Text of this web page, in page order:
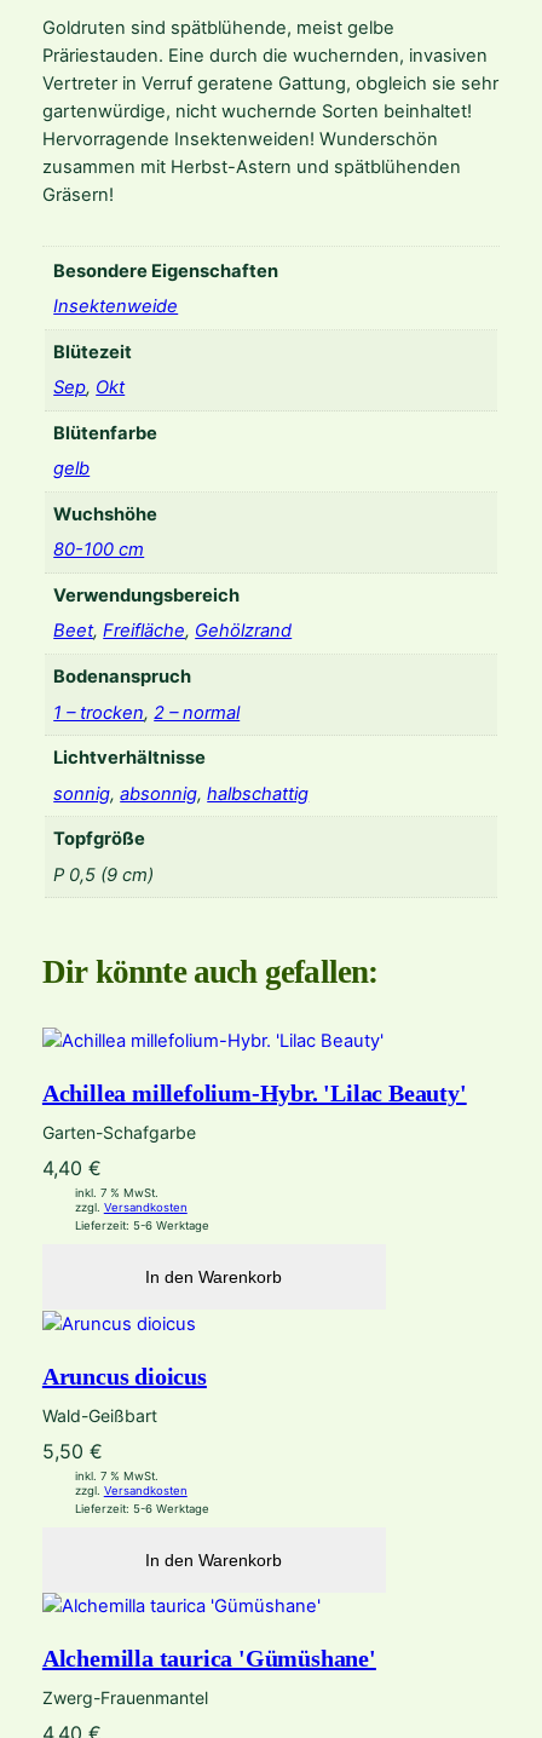
a
M
e
n
g
e
Goldruten sind spätblühende, meist gelbe
Präriestauden. Eine durch die wuchernden, invasiven
Vertreter in Verruf geratene Gattung, obgleich sie sehr
gartenwürdige, nicht wuchernde Sorten beinhaltet!
Hervorragende Insektenweiden! Wunderschön
zusammen mit Herbst-Astern und spätblühenden
Gräsern!
Besondere Eigenschaften
Insektenweide
Blütezeit
Sep, Okt
Blütenfarbe
gelb
Wuchshöhe
80-100 cm
Verwendungsbereich
Beet,Freifläche, Gehölzrand
Bodenanspruch
1 – trocken, 2 – normal
Lichtverhältnisse
sonnig,absonnig,halbschattig
Topfgröße
P 0,5 (9 cm)
Dir könnte auch gefallen:
Achillea millefolium-Hybr. 'Lilac Beauty'
Garten-Schafgarbe
4,40 €
inkl. 7 % MwSt.
zzgl. Versandkosten
Lieferzeit: 5-6 Werktage
In den Warenkorb
Aruncus dioicus
Wald-Geißbart
5,50 €
inkl. 7 % MwSt.
zzgl. Versandkosten
Lieferzeit: 5-6 Werktage
In den Warenkorb
Alchemilla taurica 'Gümüshane'
Zwerg-Frauenmantel